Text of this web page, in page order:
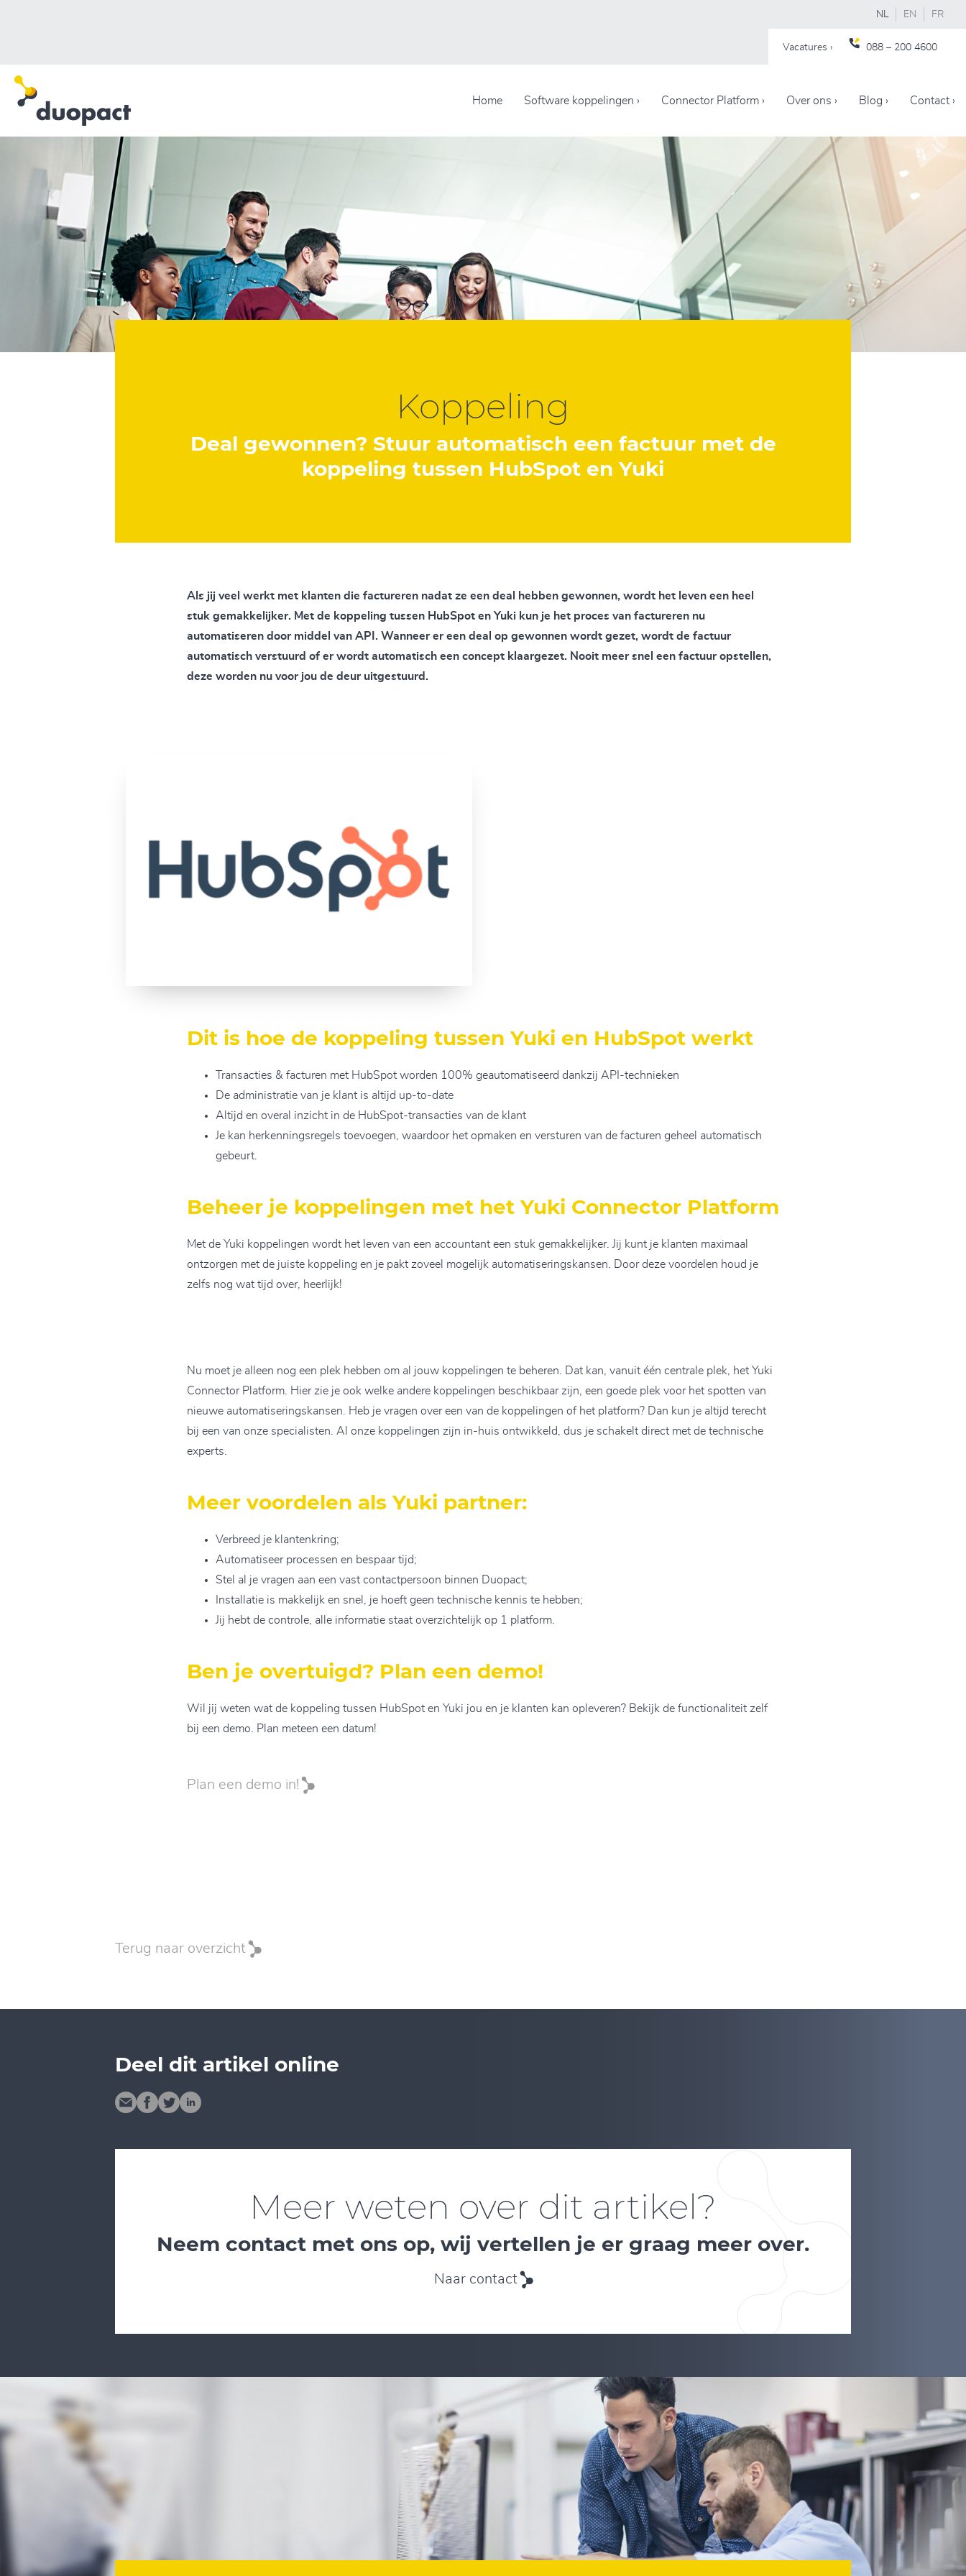
NL EN FR
Vacatures › 088 – 200 4600
Home Software koppelingen › Connector Platform › Over ons › Blog › Contact ›
Koppeling
Deal gewonnen? Stuur automatisch een factuur met de
koppeling tussen HubSpot en Yuki
Als jij veel werkt met klanten die factureren nadat ze een deal hebben gewonnen, wordt het leven een heel
stuk gemakkelijker. Met de koppeling tussen HubSpot en Yuki kun je het proces van factureren nu
automatiseren door middel van API. Wanneer er een deal op gewonnen wordt gezet, wordt de factuur
automatisch verstuurd of er wordt automatisch een concept klaargezet. Nooit meer snel een factuur opstellen,
deze worden nu voor jou de deur uitgestuurd.
Dit is hoe de koppeling tussen Yuki en HubSpot werkt
Transacties & facturen met HubSpot worden 100% geautomatiseerd dankzij API-technieken
De administratie van je klant is altijd up-to-date
Altijd en overal inzicht in de HubSpot-transacties van de klant
Je kan herkenningsregels toevoegen, waardoor het opmaken en versturen van de facturen geheel automatisch
gebeurt.
Beheer je koppelingen met het Yuki Connector Platform
Met de Yuki koppelingen wordt het leven van een accountant een stuk gemakkelijker. Jij kunt je klanten maximaal
ontzorgen met de juiste koppeling en je pakt zoveel mogelijk automatiseringskansen. Door deze voordelen houd je
zelfs nog wat tijd over, heerlijk!
Nu moet je alleen nog een plek hebben om al jouw koppelingen te beheren. Dat kan, vanuit één centrale plek, het Yuki
Connector Platform. Hier zie je ook welke andere koppelingen beschikbaar zijn, een goede plek voor het spotten van
nieuwe automatiseringskansen. Heb je vragen over een van de koppelingen of het platform? Dan kun je altijd terecht
bij een van onze specialisten. Al onze koppelingen zijn in-huis ontwikkeld, dus je schakelt direct met de technische
experts.
Meer voordelen als Yuki partner:
Verbreed je klantenkring;
Automatiseer processen en bespaar tijd;
Stel al je vragen aan een vast contactpersoon binnen Duopact;
Installatie is makkelijk en snel, je hoeft geen technische kennis te hebben;
Jij hebt de controle, alle informatie staat overzichtelijk op 1 platform.
Ben je overtuigd? Plan een demo!
Wil jij weten wat de koppeling tussen HubSpot en Yuki jou en je klanten kan opleveren? Bekijk de functionaliteit zelf
bij een demo. Plan meteen een datum!
Plan een demo in!
Terug naar overzicht
Deel dit artikel online
Meer weten over dit artikel?
Neem contact met ons op, wij vertellen je er graag meer over.
Naar contact